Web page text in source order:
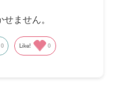
ません。
0 Like! 0